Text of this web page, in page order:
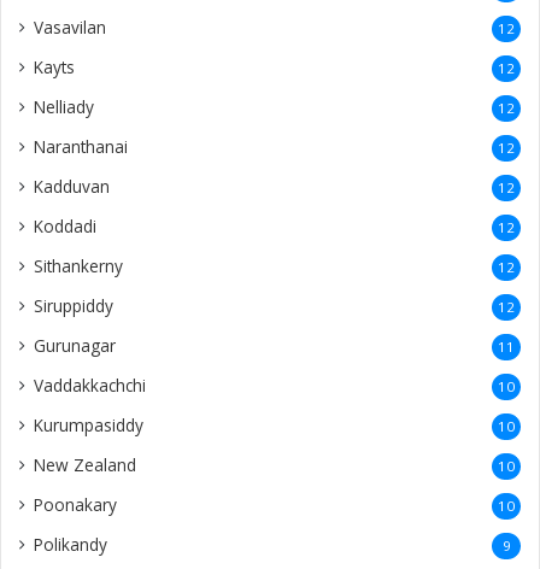
Vasavilan 12
Kayts 12
Nelliady 12
Naranthanai 12
Kadduvan 12
Koddadi 12
Sithankerny 12
Siruppiddy 12
Gurunagar 11
Vaddakkachchi 10
Kurumpasiddy 10
New Zealand 10
Poonakary 10
Polikandy 9